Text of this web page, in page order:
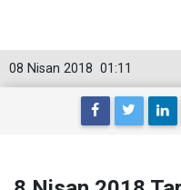
01:11
08 Nisan 2018